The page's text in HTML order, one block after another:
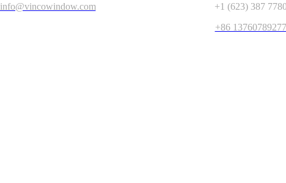
info@vincowindow.com
+1 (623) 387
+86 13760789277